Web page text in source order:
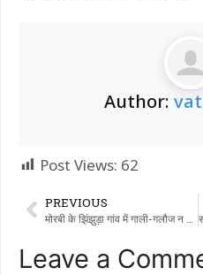
Author:
Post Views: 62
PREVIOUS
Leave a